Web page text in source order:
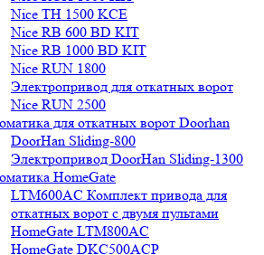
Nice TH 1500 KCE
Nice RB 600 BD KIT
Nice RB 1000 BD KIT
Nice RUN 1800
Электропривод для откатных ворот
Nice RUN 2500
для откатных ворот Doorhan
DoorHan Sliding-800
Электропривод DoorHan Sliding-1300
HomeGate
LTM600AC Комплект привода для
откатных ворот с двумя пультами
HomeGate LTM800AC
HomeGate DKC500ACP